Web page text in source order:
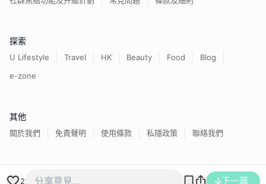
2 下一篇
探索
U Lifestyle Travel HK Beauty Food
Blog
e-zone
其他
關於我們 免責聲明 使用條款 私隱政策 聯絡我們
香港經濟日報版權所有©